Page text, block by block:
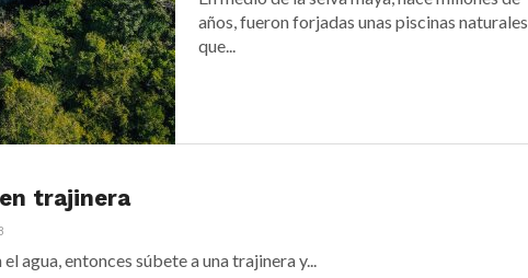
años, fueron forjadas unas piscinas naturales
que...
trajinera
agua, entonces súbete a una trajinera y...